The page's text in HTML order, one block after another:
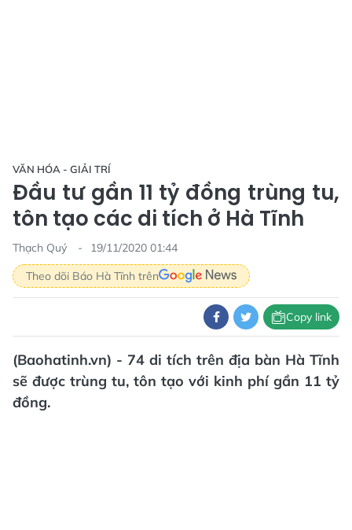
VĂN HÓA - GIẢI TRÍ
Đầu tư gần 11 tỷ đồng trùng tu,
tôn tạo các di tích ở Hà Tĩnh
Thạch Quý
19/11/2020 01:44
Theo dõi Báo Hà Tĩnh trên
Copy link
(Baohatinh.vn) - 74 di tích trên địa bàn Hà Tĩnh
sẽ được trùng tu, tôn tạo với kinh phí gần 11 tỷ
đồng.